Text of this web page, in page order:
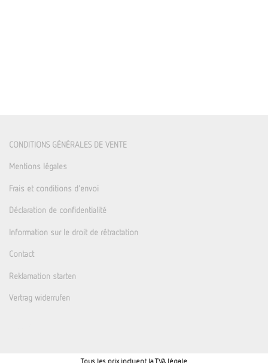
CONDITIONS GÉNÉRALES DE VENTE
Mentions légales
Frais et conditions d'envoi
Déclaration de confidentialité
Information sur le droit de rétractation
Contact
Reklamation starten
Vertrag widerrufen
Tous les prix incluent la TVA légale